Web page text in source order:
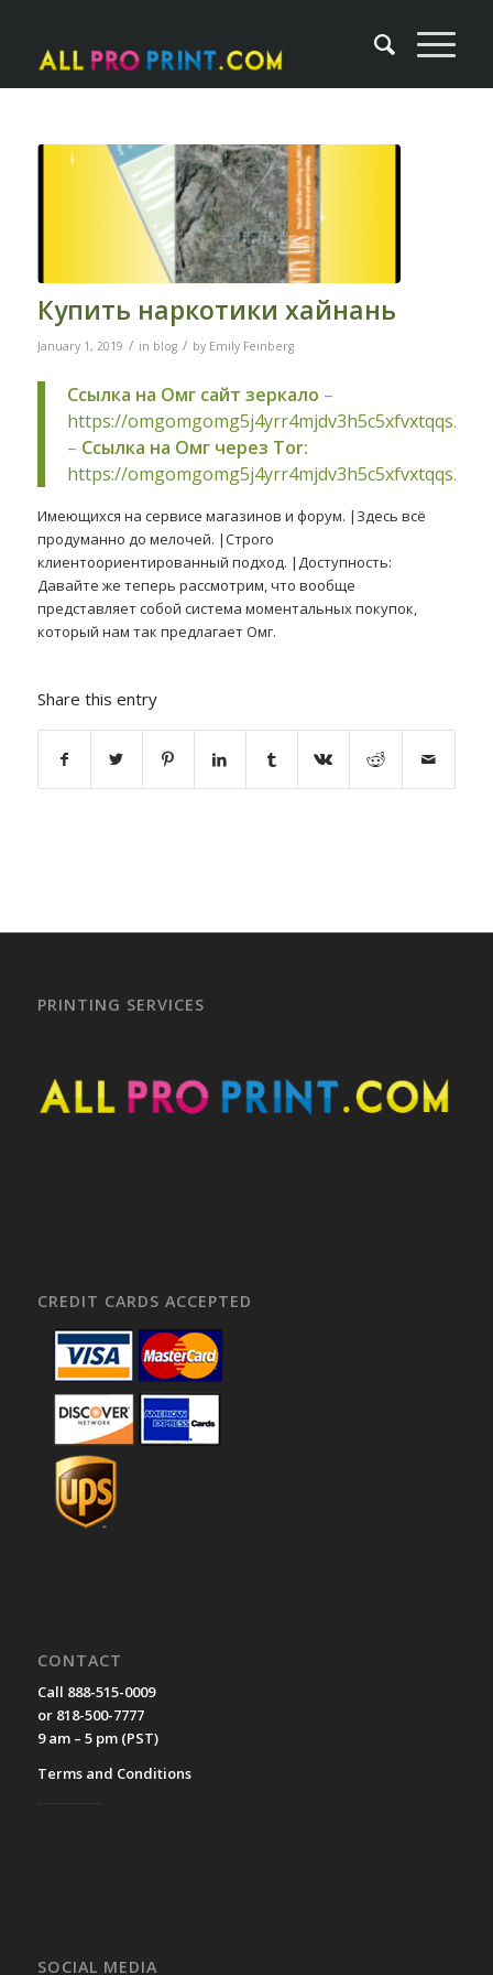
Купить наркотики хайнань
January 1, 2019 / in blog / by Emily Feinberg
Ссылка на Омг сайт зеркало –
https://
– Ссылка на Омг через Tor:
https://
Имеющихся на сервисе магазинов и форум. |Здесь всё
продуманно до мелочей. |Строго
клиентоориентированный подход. |Доступность:
Давайте же теперь рассмотрим, что вообще
представляет собой система моментальных покупок,
который нам так предлагает Омг.
Share this entry
PRINTING SERVICES
CREDIT CARDS ACCEPTED
CONTACT
Call 888-515-0009
or 818-500-7777
9 am – 5 pm (PST)
Terms and Conditions
SOCIAL MEDIA